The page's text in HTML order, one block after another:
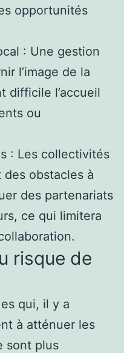
opportunités
: Une gestion
l’image de la
difficile l’accueil
ou
: Les collectivités
obstacles à
des partenariats
ce qui limitera
risque de
qui, il y a
à atténuer les
sont plus